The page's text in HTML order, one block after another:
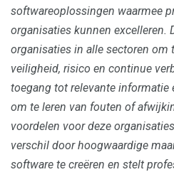
softwareoplossingen waarmee
organisaties kunnen excelleren.
organisaties in alle sectoren om
veiligheid, risico en continue
toegang tot relevante informatie
om te leren van fouten of
voordelen voor deze
verschil door hoogwaardige
software te creëren en stelt